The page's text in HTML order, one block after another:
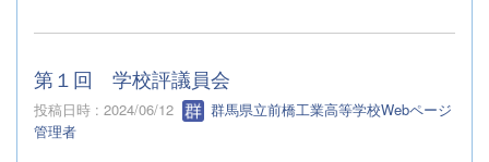
第１回 学校評議員会
投稿日時 : 2024/06/12
群馬県立前橋工業高等学校Webページ
管理者